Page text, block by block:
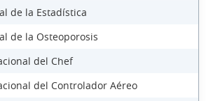
de la Estadística
de la Osteoporosis
del Chef
del Controlador Aéreo